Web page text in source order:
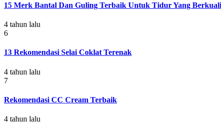
15 Merk Bantal Dan Guling Terbaik Untuk Tidur Yang
4 tahun lalu
6
13 Rekomendasi Selai Coklat Terenak
4 tahun lalu
7
Rekomendasi CC Cream Terbaik
4 tahun lalu